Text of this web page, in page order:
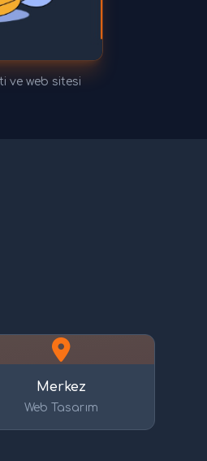
ve web sitesi
Merkez
Web Tasarım